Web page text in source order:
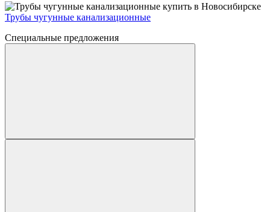
Трубы чугунные канализационные
Специальные предложения